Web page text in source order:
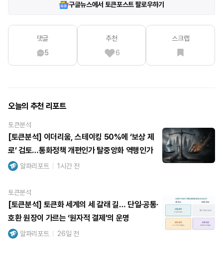
구글뉴스에서 토큰포스트 팔로우하기
댓글
5
추천
6
스크랩
오늘의 추천 리포트
토큰분석
[토큰분석] 이더리움, 스테이킹 50%에 ‘보상 제
로’ 검토…통화정책 개편인가 탈중앙화 역행인가
알파리포트 1시간 전
토큰분석
[토큰분석] 토큰화 세계의 세 갈래 길… 단일·공통·
호환 원장이 가르는 ‘원자적 결제’의 운명
알파리포트 26일 전